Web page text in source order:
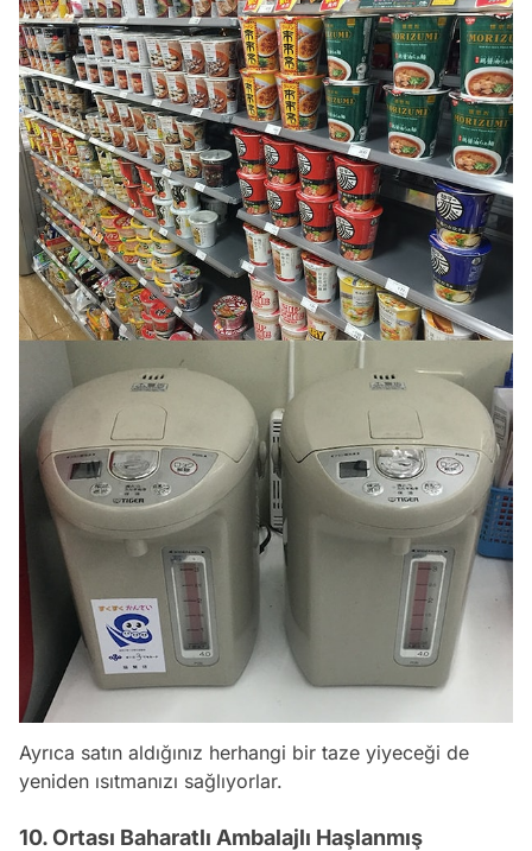
Ayrıca satın aldığınız herhangi bir taze yiyeceği de
yeniden ısıtmanızı sağlıyorlar.
10. Ortası Baharatlı Ambalajlı Haşlanmış